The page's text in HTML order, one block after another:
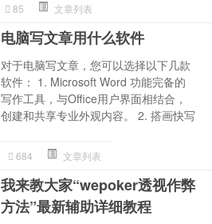
85 文章列表
电脑写文章用什么软件
对于电脑写文章，您可以选择以下几款
软件： 1. Microsoft Word 功能完备的
写作工具，与Office用户界面相结合，
创建和共享专业外观内容。 2. 搭画快写
684 文章列表
我来教大家“wepoker透视作弊
方法”最新辅助详细教程